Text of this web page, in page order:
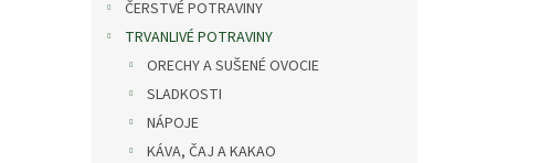
ČERSTVÉ POTRAVINY
TRVANLIVÉ POTRAVINY
ORECHY A SUŠENÉ OVOCIE
SLADKOSTI
NÁPOJE
KÁVA, ČAJ A KAKAO